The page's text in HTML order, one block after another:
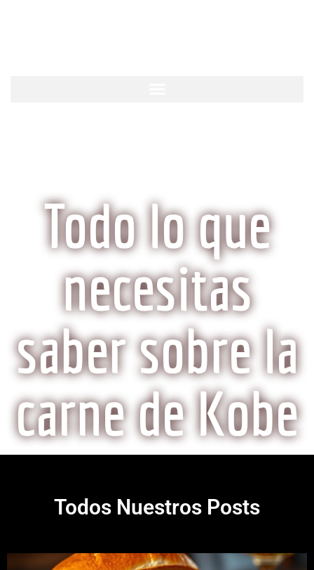
Todo lo que
necesitas
saber sobre la
carne de Kobe
Todos Nuestros Posts